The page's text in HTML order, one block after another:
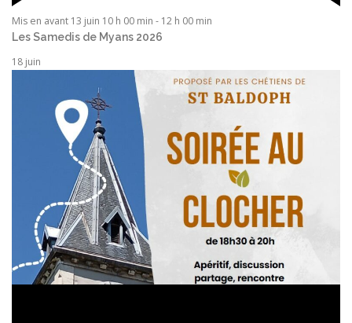
Mis en avant 13 juin 10 h 00 min - 12 h 00 min
Les Samedis de Myans 2026
18 juin